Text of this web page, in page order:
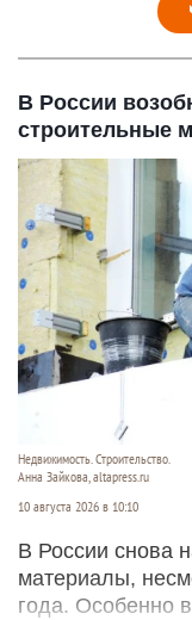
В России
строительные
Недвижимость. Строительство.
Анна Зайкова, altapress.ru
10 августа 2026 в 10:10
В России снова
материалы,
года. Особенно